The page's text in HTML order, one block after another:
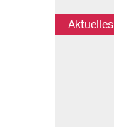
Aktuelles